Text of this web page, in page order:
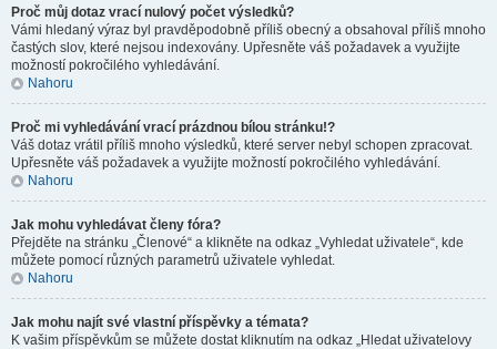
Proč můj dotaz vrací nulový počet výsledků?
Vámi hledaný výraz byl pravděpodobně příliš obecný a obsahoval příliš mnoho
častých slov, které nejsou indexovány. Upřesněte váš požadavek a využijte
možností pokročilého vyhledávání.
Nahoru
Proč mi vyhledávání vrací prázdnou bílou stránku!?
Váš dotaz vrátil příliš mnoho výsledků, které server nebyl schopen zpracovat.
Upřesněte váš požadavek a využijte možností pokročilého vyhledávání.
Nahoru
Jak mohu vyhledávat členy fóra?
Přejděte na stránku „Členové“ a klikněte na odkaz „Vyhledat uživatele“, kde
můžete pomocí různých parametrů uživatele vyhledat.
Nahoru
Jak mohu najít své vlastní příspěvky a témata?
K vašim příspěvkům se můžete dostat kliknutím na odkaz „Hledat uživatelovy